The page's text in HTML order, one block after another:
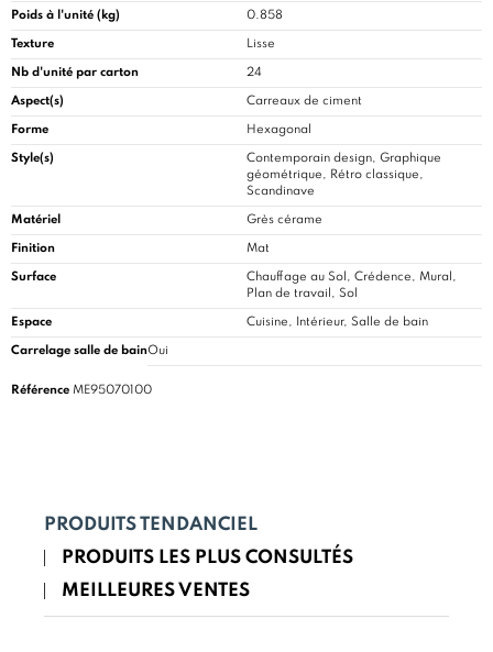
Poids à l'unité (kg) 0.858
Texture Lisse
Nb d'unité par carton 24
Aspect(s) Carreaux de ciment
Forme Hexagonal
Style(s)
Contemporain design, Graphique
géométrique, Rétro classique,
Scandinave
Matériel Grès cérame
Finition Mat
Surface
Chauffage au Sol, Crédence, Mural,
Plan de travail, Sol
Espace Cuisine, Intérieur, Salle de bain
Carrelage salle de bainOui
Référence ME95070100
PRODUITS TENDANCIEL
PRODUITS LES PLUS CONSULTÉS
MEILLEURES VENTES